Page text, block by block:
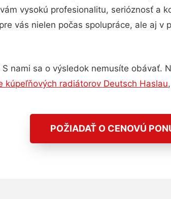
vysokú profesionalitu, serióznosť a
vás nielen počas spolupráce, ale aj
S nami sa o výsledok nemusíte obávať.
kúpeľňových radiátorov Deutsch Haslau,
POŽIADAŤ O CENOVÚ